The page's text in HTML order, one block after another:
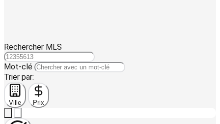
Rechercher MLS
Mot-clé
Trier par:
Ville Prix